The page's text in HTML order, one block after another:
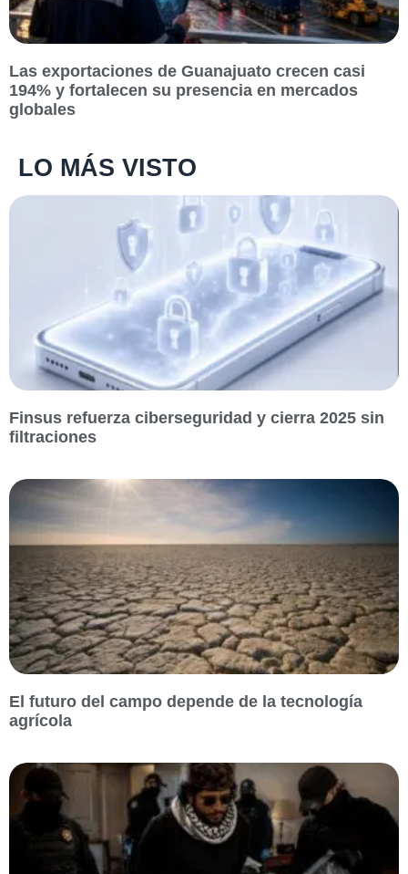
Las exportaciones de Guanajuato crecen casi
194% y fortalecen su presencia en mercados
globales
LO MÁS VISTO
Finsus refuerza ciberseguridad y cierra 2025 sin
filtraciones
El futuro del campo depende de la tecnología
agrícola